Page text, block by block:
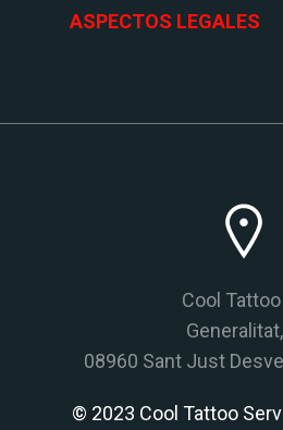
ASPECTOS LEGALES
Cool Tattoo
08960 Sant Just
© 2023 Cool Tattoo